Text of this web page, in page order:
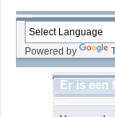
Powered by
Er is een